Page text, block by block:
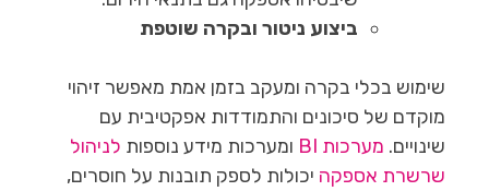
ביצוע ניטור ובקרה שוטפת
שימוש בכלי בקרה ומעקב בזמן אמת מאפשר זיהוי
מוקדם של סיכונים והתמודדות אפקטיבית עם
שינויים. מערכות BI ומערכות מידע נוספות לניהול
שרשרת אספקה יכולות לספק תובנות על חוסרים,